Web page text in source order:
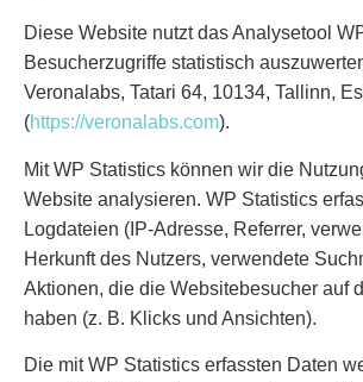
Diese Website nutzt das Analysetool
Besucherzugriffe statistisch
Veronalabs, Tatari 64, 10134, Tallinn,
(https://veronalabs.com).
Mit WP Statistics können wir die
Website analysieren. WP Statistics
Logdateien (IP-Adresse, Referrer,
Herkunft des Nutzers, verwendete
Aktionen, die die Websitebesucher auf
haben (z. B. Klicks und Ansichten).
Die mit WP Statistics erfassten Daten